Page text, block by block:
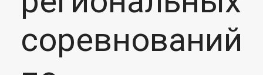
соревнований